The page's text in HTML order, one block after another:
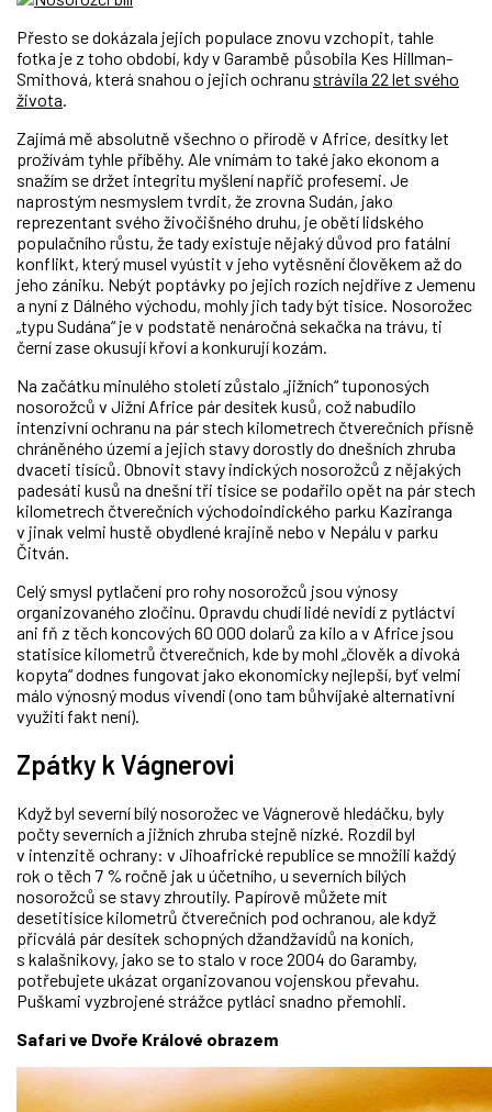
Přesto se dokázala jejich populace znovu vzchopit, tahle
fotka je z toho období, kdy v Garambě působila Kes Hillman-
Smithová, která snahou o jejich ochranu strávila 22 let svého
života.
Zajímá mě absolutně všechno o přírodě v Africe, desítky let
prožívám tyhle příběhy. Ale vnímám to také jako ekonom a
snažím se držet integritu myšlení napříč profesemi. Je
naprostým nesmyslem tvrdit, že zrovna Sudán, jako
reprezentant svého živočišného druhu, je obětí lidského
populačního růstu, že tady existuje nějaký důvod pro fatální
konflikt, který musel vyústit v jeho vytěsnění člověkem až do
jeho zániku. Nebýt poptávky po jejich rozích nejdříve z Jemenu
a nyní z Dálného východu, mohly jich tady být tisíce. Nosorožec
„typu Sudána“ je v podstatě nenáročná sekačka na trávu, ti
černí zase okusují křoví a konkurují kozám.
Na začátku minulého století zůstalo „jižních“ tuponosých
nosorožců v Jižní Africe pár desítek kusů, což nabudilo
intenzivní ochranu na pár stech kilometrech čtverečních přísně
chráněného území a jejich stavy dorostly do dnešních zhruba
dvaceti tisíců. Obnovit stavy indických nosorožců z nějakých
padesáti kusů na dnešní tři tisíce se podařilo opět na pár stech
kilometrech čtverečních východoindického parku Kaziranga
v jinak velmi hustě obydlené krajině nebo v Nepálu v parku
Čitván.
Celý smysl pytlačení pro rohy nosorožců jsou výnosy
organizovaného zločinu. Opravdu chudí lidé nevidí z pytláctví
ani fň z těch koncových 60 000 dolarů za kilo a v Africe jsou
statisíce kilometrů čtverečních, kde by mohl „člověk a divoká
kopyta“ dodnes fungovat jako ekonomicky nejlepší, byť velmi
málo výnosný modus vivendi (ono tam bůhvíjaké alternativní
využití fakt není).
Zpátky k Vágnerovi
Když byl severní bílý nosorožec ve Vágnerově hledáčku, byly
počty severních a jižních zhruba stejně nízké. Rozdíl byl
v intenzitě ochrany: v Jihoafrické republice se množili každý
rok o těch 7 % ročně jak u účetního, u severních bílých
nosorožců se stavy zhroutily. Papírově můžete mít
desetitisíce kilometrů čtverečních pod ochranou, ale když
přicválá pár desítek schopných džandžavídů na koních,
s kalašnikovy, jako se to stalo v roce 2004 do Garamby,
potřebujete ukázat organizovanou vojenskou převahu.
Puškami vyzbrojené strážce pytláci snadno přemohli.
Safari ve Dvoře Králové obrazem